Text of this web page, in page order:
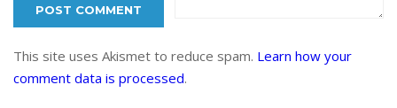
This site uses Akismet to reduce spam. Learn how your
comment data is processed.